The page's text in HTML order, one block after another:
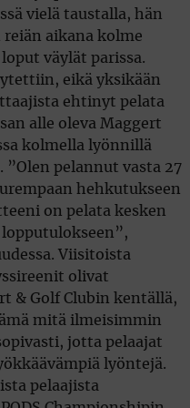
vielä taustalla, hän
aikana kolme
väylät parissa.
eikä yksikään
ehtinyt pelata
alle oleva Maggert
kolmella lyönnillä
”Olen pelannut vasta 27
hehkutukseen
on pelata kesken
Viisitoista
olivat
& Golf Clubin kentällä,
mitä ilmeisimmin
jotta pelaajat
lyöntejä.
pelaajista